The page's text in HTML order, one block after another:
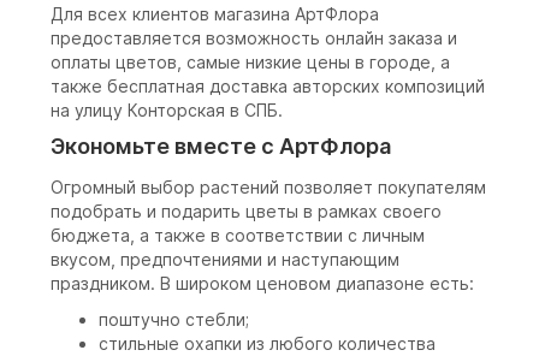
Для всех клиентов магазина АртФлора
предоставляется возможность онлайн заказа и
оплаты цветов, самые низкие цены в городе, а
также бесплатная доставка авторских композиций
на улицу Конторская в СПБ.
Экономьте вместе с АртФлора
Огромный выбор растений позволяет покупателям
подобрать и подарить цветы в рамках своего
бюджета, а также в соответствии с личным
вкусом, предпочтениями и наступающим
праздником. В широком ценовом диапазоне есть:
поштучно стебли;
стильные охапки из любого количества